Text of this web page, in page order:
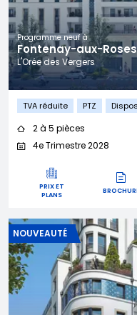
Programme neuf à
Fontenay-aux-
L'Orée des Vergers
TVA réduite PTZ
2 à 5 pièces
4e Trimestre 2028
PRIX ET
PLANS
NOUVEAUTÉ